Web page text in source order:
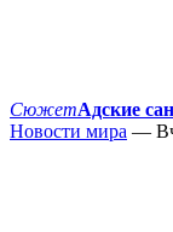
СюжетАдские
Новости мира —